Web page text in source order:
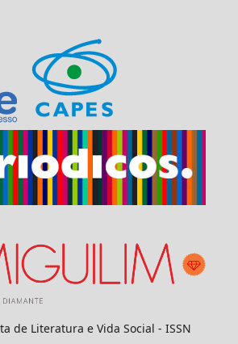
de Literatura e Vida Social - ISSN